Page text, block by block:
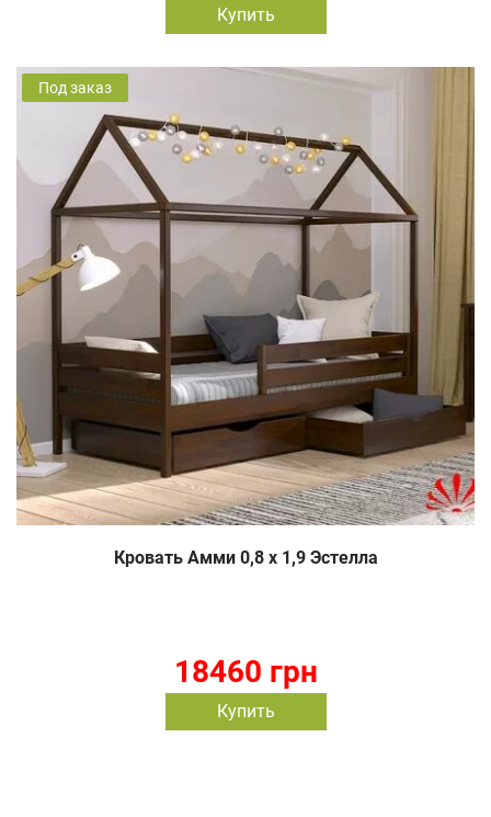
Купить
Под заказ
Кровать Амми 0,8 х 1,9 Эстелла
18460 грн
Купить